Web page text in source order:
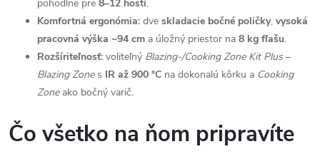
pohodlne pre 8–12 hostí.
Komfortná ergonómia: dve skladacie bočné poličky, vysoká
pracovná výška ~94 cm a úložný priestor na 8 kg fľašu.
Rozšíriteľnosť: voliteľný Blazing-/Cooking Zone Kit Plus –
Blazing Zones IR až 900 °C na dokonalú kôrku a Cooking
Zoneako bočný varič.
Čo všetko na ňom pripravíte